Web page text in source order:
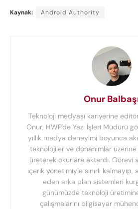
Kaynak: Android Authority
Onur
Teknoloji medyası kariyerine
Onur, HWP'de Yazı İşleri Müdürü
yıllık medya deneyimi boyunca
teknolojiler ve donanımlar
üreterek okurlara aktardı. Görevi
içerik yönetimiyle sınırlı
eden arka plan sistemleri
günümüzde teknoloji
çalışmalarını bilgisayar